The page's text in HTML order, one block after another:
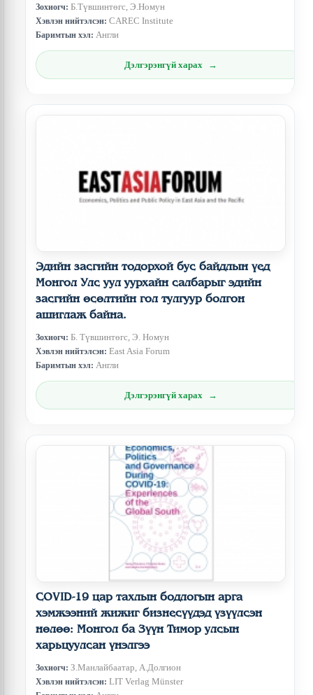
Зохиогч: Б.Түвшинтөгс, Э.Номун
Хэвлэн нийтэлсэн: CAREC Institute
Баримтын хэл: Англи
Дэлгэрэнгүй харах
Эдийн засгийн тодорхой бус байдлын үед
Монгол Улс уул уурхайн салбарыг эдийн
засгийн өсөлтийн гол тулгуур болгон
ашиглаж байна.
Зохиогч: Б. Түвшинтөгс, Э. Номун
Хэвлэн нийтэлсэн: East Asia Forum
Баримтын хэл: Англи
Дэлгэрэнгүй харах
COVID-19 цар тахлын бодлогын арга
хэмжээний жижиг бизнесүүдэд үзүүлсэн
нөлөө: Монгол ба Зүүн Тимор улсын
харьцуулсан үнэлгээ
Зохиогч: З.Манлайбаатар, А.Долгион
Хэвлэн нийтэлсэн: LIT Verlag Münster